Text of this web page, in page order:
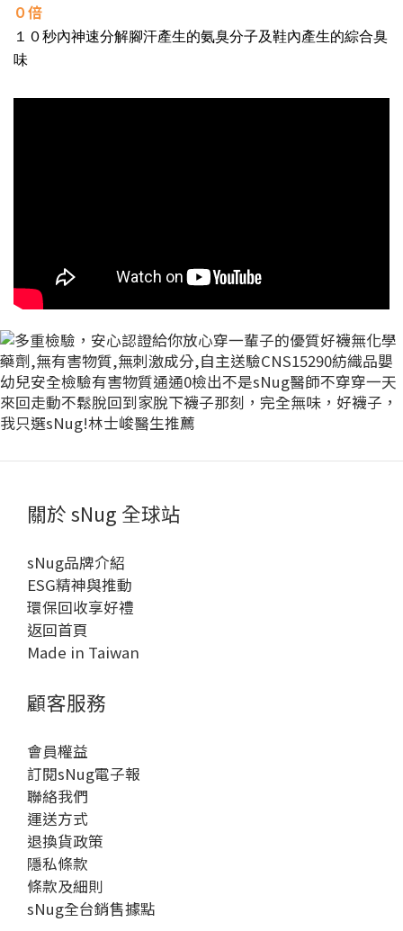
０倍
１０秒內神速分解腳汗產生的氨臭分子及鞋內產生的綜合臭
味
關於 sNug 全球站
sNug品牌介紹
ESG精神與推動
環保回收享好禮
返回首頁
Made in Taiwan
顧客服務
會員權益
訂閱sNug電子報
聯絡我們
運送方式
退換貨政策
隱私條款
條款及細則
sNug全台銷售據點